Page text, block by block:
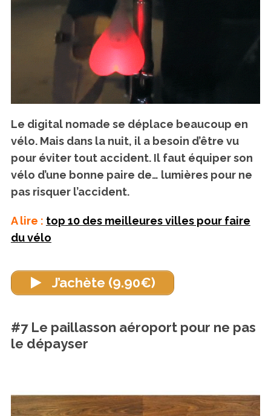
Le digital nomade se déplace beaucoup en
vélo. Mais dans la nuit, il a besoin d’être vu
pour éviter tout accident. Il faut équiper son
vélo d’une bonne paire de… lumières pour ne
pas risquer l’accident.
A lire : top 10 des meilleures villes pour faire
du vélo
J’achète (9.90€)
#7 Le paillasson aéroport pour ne pas
le dépayser